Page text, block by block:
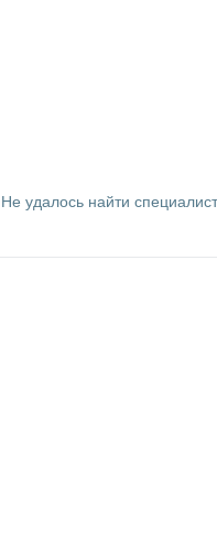
Не удалось найти